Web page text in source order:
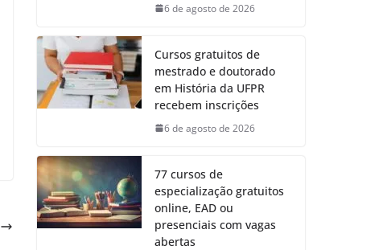
6 de agosto de 2026
Cursos gratuitos de
mestrado e doutorado
em História da UFPR
recebem inscrições
6 de agosto de 2026
77 cursos de
especialização gratuitos
online, EAD ou
presenciais com vagas
abertas